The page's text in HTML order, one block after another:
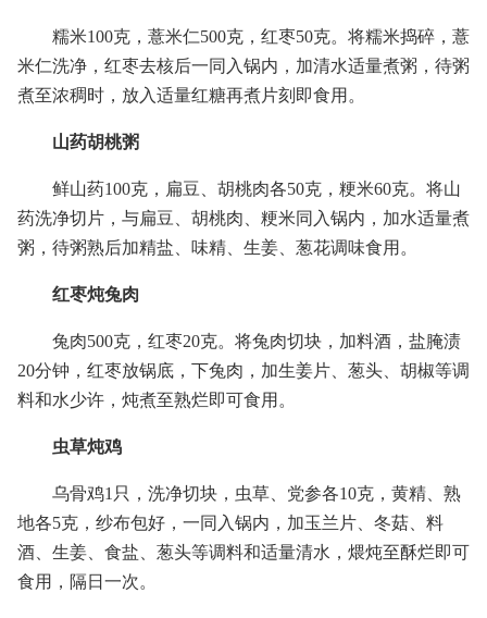
糯米100克，薏米仁500克，红枣50克。将糯米捣碎，薏
米仁洗净，红枣去核后一同入锅内，加清水适量煮粥，待粥
煮至浓稠时，放入适量红糖再煮片刻即食用。
山药胡桃粥
鲜山药100克，扁豆、胡桃肉各50克，粳米60克。将山
药洗净切片，与扁豆、胡桃肉、粳米同入锅内，加水适量煮
粥，待粥熟后加精盐、味精、生姜、葱花调味食用。
红枣炖兔肉
兔肉500克，红枣20克。将兔肉切块，加料酒，盐腌渍
20分钟，红枣放锅底，下兔肉，加生姜片、葱头、胡椒等调
料和水少许，炖煮至熟烂即可食用。
虫草炖鸡
乌骨鸡1只，洗净切块，虫草、党参各10克，黄精、熟
地各5克，纱布包好，一同入锅内，加玉兰片、冬菇、料
酒、生姜、食盐、葱头等调料和适量清水，煨炖至酥烂即可
食用，隔日一次。